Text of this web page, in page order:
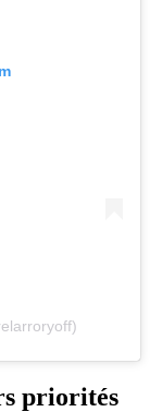
priorités